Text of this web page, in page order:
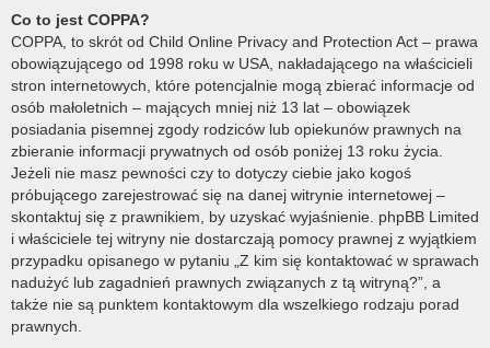
Co to jest COPPA?
COPPA, to skrót od Child Online Privacy and Protection Act – prawa
obowiązującego od 1998 roku w USA, nakładającego na właścicieli
stron internetowych, które potencjalnie mogą zbierać informacje od
osób małoletnich – mających mniej niż 13 lat – obowiązek
posiadania pisemnej zgody rodziców lub opiekunów prawnych na
zbieranie informacji prywatnych od osób poniżej 13 roku życia.
Jeżeli nie masz pewności czy to dotyczy ciebie jako kogoś
próbującego zarejestrować się na danej witrynie internetowej –
skontaktuj się z prawnikiem, by uzyskać wyjaśnienie. phpBB Limited
i właściciele tej witryny nie dostarczają pomocy prawnej z wyjątkiem
przypadku opisanego w pytaniu „Z kim się kontaktować w sprawach
nadużyć lub zagadnień prawnych związanych z tą witryną?”, a
także nie są punktem kontaktowym dla wszelkiego rodzaju porad
prawnych.